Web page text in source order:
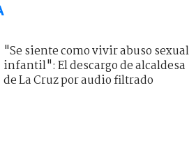
"Se siente como vivir abuso sexual
infantil": El descargo de alcaldesa
de La Cruz por audio filtrado